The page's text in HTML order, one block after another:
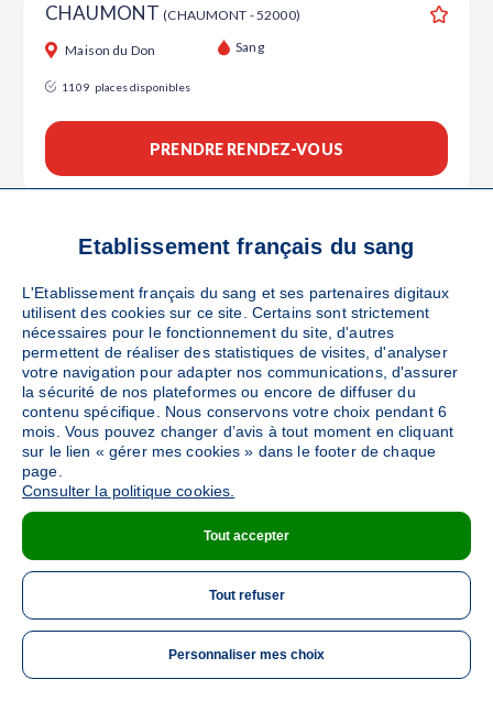
ME
CHAUMONT(CHAUMONT - 52000)
Maison du Don Sang
1109 places disponibles
PRENDRE RENDEZ-VOUS
TROYES(TROYES - 10003)
3552 places disponibles
PRENDRE RENDEZ-VOUS
REIMS
Etablissement français du sang
L'Etablissement français du sang et ses partenaires digitaux
utilisent des cookies sur ce site. Certains sont strictement
nécessaires pour le fonctionnement du site, d'autres
permettent de réaliser des statistiques de visites, d'analyser
votre navigation pour adapter nos communications, d'assurer
la sécurité de nos plateformes ou encore de diffuser du
contenu spécifique. Nous conservons votre choix pendant 6
mois. Vous pouvez changer d’avis à tout moment en cliquant
sur le lien « gérer mes cookies » dans le footer de chaque
page.
Consulter la politique cookies.
Tout accepter
Tout refuser
Personnaliser mes choix